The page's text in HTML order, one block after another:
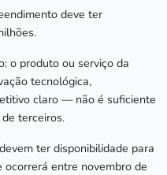
deve ter
o produto ou serviço da
tecnológica,
claro — não é suficiente
terceiros.
ter disponibilidade para
entre novembro de